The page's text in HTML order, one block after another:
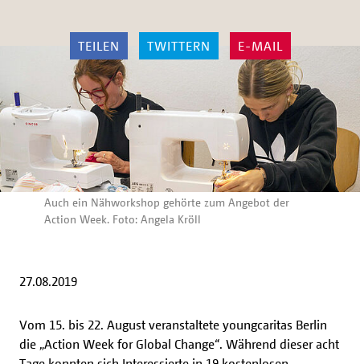
TEILEN TWITTERN E-MAIL
Auch ein Nähworkshop gehörte zum Angebot der
Action Week. Foto: Angela Kröll
27.08.2019
Vom 15. bis 22. August veranstaltete youngcaritas Berlin
die „Action Week for Global Change“. Während dieser acht